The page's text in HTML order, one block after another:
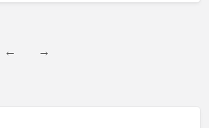
← →